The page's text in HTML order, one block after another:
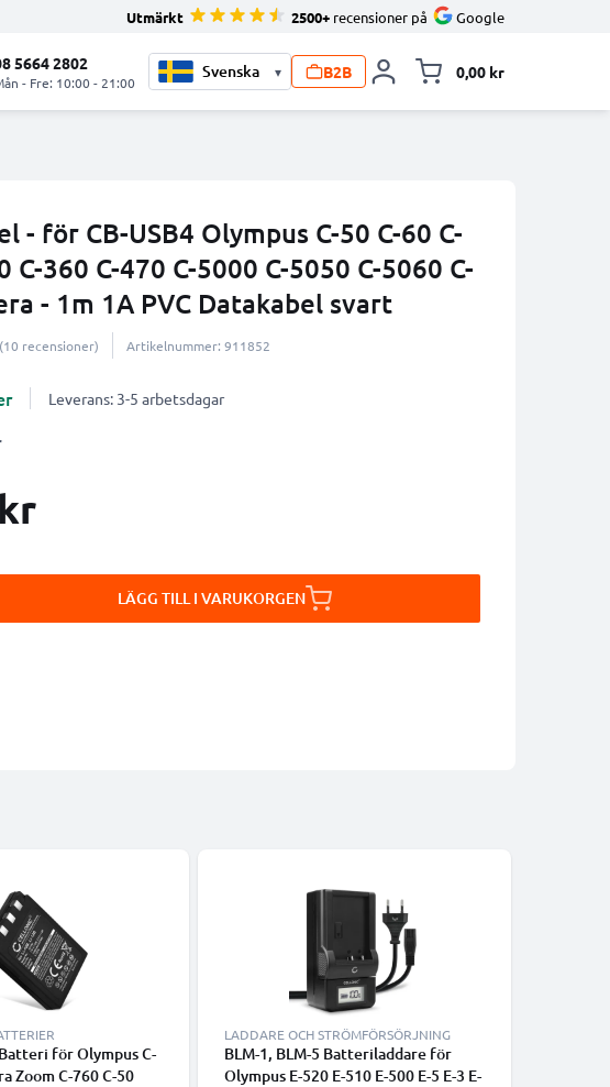
Utmärkt 2500+ recensioner på Google
5664 2802
- Fre: 10:00 - 21:00
▾ B2B 0,00 kr
- för CB-USB4 Olympus C-50 C-60 C-
C-360 C-470 C-5000 C-5050 C-5060 C-
- 1m 1A PVC Datakabel svart
(10 recensioner) Artikelnummer: 911852
Leverans: 3-5 arbetsdagar
LÄGG TILL I VARUKORGEN
för Olympus C-
Zoom C-760 C-50
LADDARE OCH STRÖMFÖRSÖRJNING
BLM-1, BLM-5 Batteriladdare för
Olympus E-520 E-510 E-500 E-5 E-3 E-